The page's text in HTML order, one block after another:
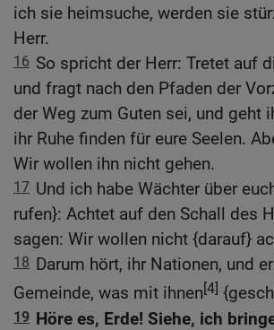
ich sie heimsuche, werden sie
Herr.
16 So spricht der Herr: Tretet auf
und fragt nach den Pfaden der
der Weg zum Guten sei, und geht
ihr Ruhe finden für eure Seelen.
Wir wollen ihn nicht gehen.
17 Und ich habe Wächter über
rufen}: Achtet auf den Schall des
sagen: Wir wollen nicht {darauf}
18 Darum hört, ihr Nationen, und
Gemeinde, was mit ihnen[4]
19 Höre es, Erde! Siehe, ich